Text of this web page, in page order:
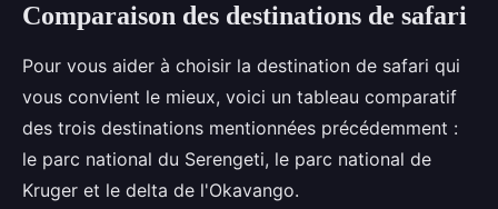
Comparaison des destinations de safari
Pour vous aider à choisir la destination de safari qui
vous convient le mieux, voici un tableau comparatif
des trois destinations mentionnées précédemment :
le parc national du Serengeti, le parc national de
Kruger et le delta de l'Okavango.